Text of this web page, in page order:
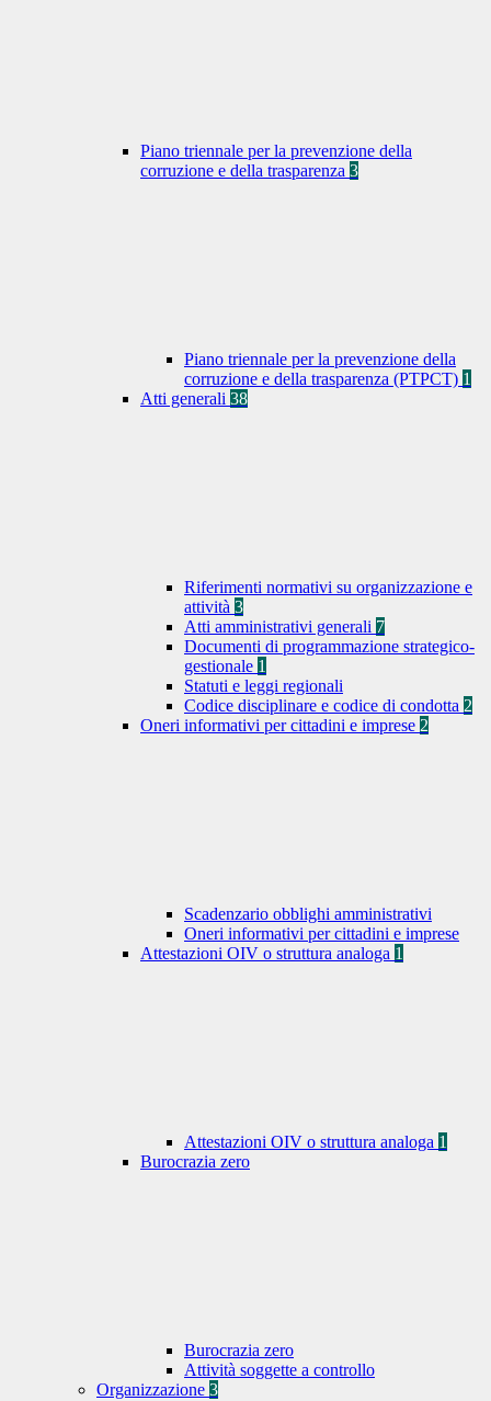
Piano triennale per la prevenzione della
corruzione e della trasparenza 3
Piano triennale per la prevenzione della
corruzione e della trasparenza (PTPCT) 1
Atti generali 38
Riferimenti normativi su organizzazione e
attività 3
Atti amministrativi generali 7
Documenti di programmazione strategico-
gestionale 1
Statuti e leggi regionali
Codice disciplinare e codice di condotta 2
Oneri informativi per cittadini e imprese 2
Scadenzario obblighi amministrativi
Oneri informativi per cittadini e imprese
Attestazioni OIV o struttura analoga 1
Attestazioni OIV o struttura analoga 1
Burocrazia zero
Burocrazia zero
Attività soggette a controllo
Organizzazione 3